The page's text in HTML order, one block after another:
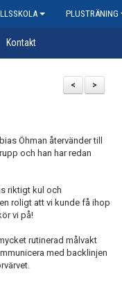
PLUSTRÄNING
Kontakt
>
<
Öhman återvänder till
och han har redan
riktigt kul och
roligt att vi kunde få ihop
vi på!
rutinerad målvakt
med backlinjen